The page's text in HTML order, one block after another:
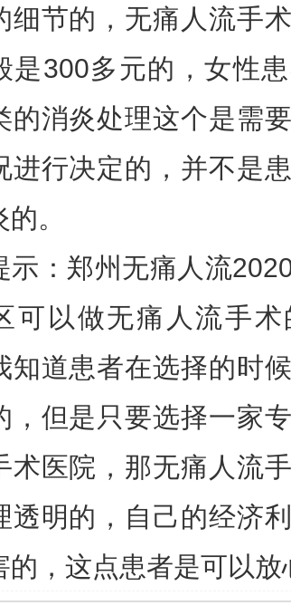
细节的，无痛人流手
是300多元的，女性
的消炎处理这个是需
进行决定的，并不是
。
示：郑州无痛人流
可以做无痛人流手术
知道患者在选择的时
，但是只要选择一家
术医院，那无痛人流
透明的，自己的经济
的，这点患者是可以放